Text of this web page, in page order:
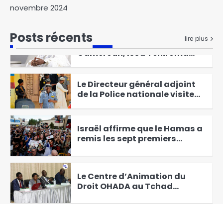
novembre 2024
Posts récents lire plus
1
Élections présidentielles au
Cameroun, Issa Tchiroma
2
Le Directeur général adjoint
de la Police nationale visite
sécurité publique
3
Israël affirme que le Hamas a
remis les sept premiers
otages à la Croix-Rouge
4
Le Centre d’Animation du
Droit OHADA au Tchad